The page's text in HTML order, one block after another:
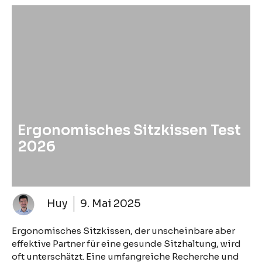
Ergonomisches Sitzkissen Test
2026
Huy 9. Mai 2025
Ergonomisches Sitzkissen, der unscheinbare aber
effektive Partner für eine gesunde Sitzhaltung, wird
oft unterschätzt. Eine umfangreiche Recherche und